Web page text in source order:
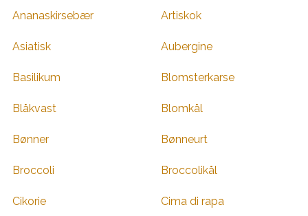
Ananaskirsebær Artiskok
Asiatisk Aubergine
Basilikum Blomsterkarse
Blåkvast Blomkål
Bønner Bønneurt
Broccoli Broccolikål
Cikorie Cima di rapa